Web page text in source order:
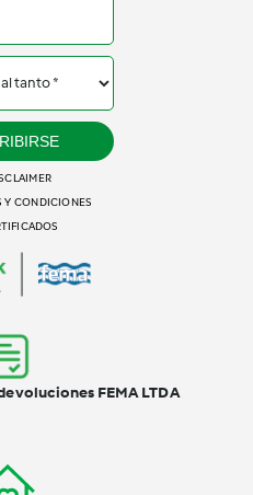
Y CONDICIONES
FEMA LTDA